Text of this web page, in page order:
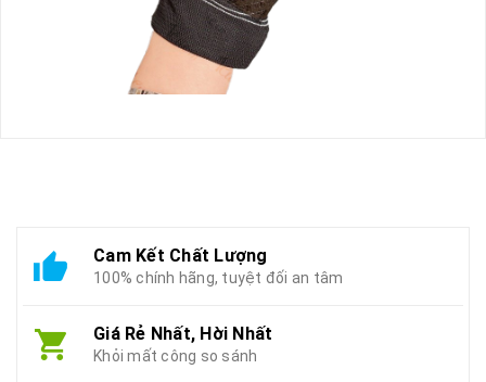
Cam Kết Chất Lượng
100% chính hãng, tuyệt đối an tâm
Giá Rẻ Nhất, Hời Nhất
Khỏi mất công so sánh